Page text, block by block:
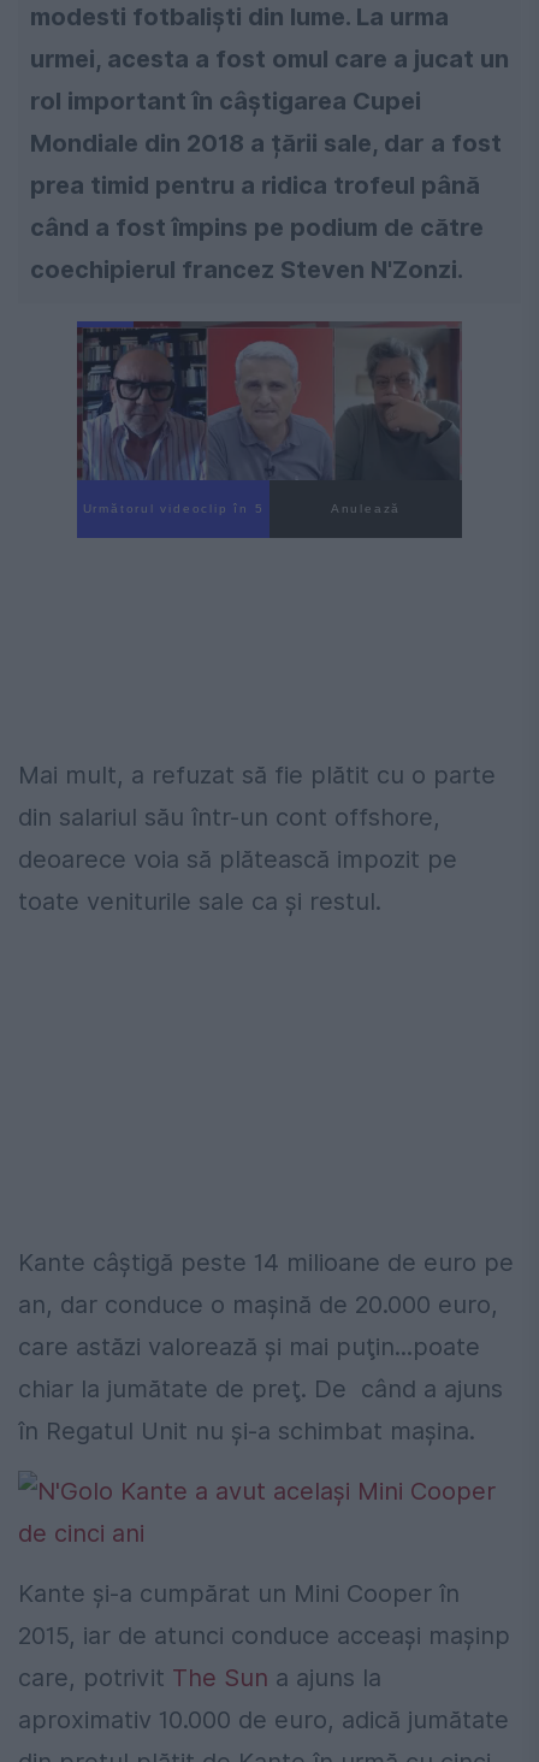
modesti fotbaliști din lume. La urma
urmei, acesta a fost omul care a jucat un
rol important în câștigarea Cupei
Mondiale din 2018 a țării sale, dar a fost
prea timid pentru a ridica trofeul până
când a fost împins pe podium de către
coechipierul francez Steven N'Zonzi.
Următorul videoclip în 4 Anulează
Mai mult, a refuzat să fie plătit cu o parte
din salariul său într-un cont offshore,
deoarece voia să plătească impozit pe
toate veniturile sale ca și restul.
Kante câștigă peste 14 milioane de euro pe
an, dar conduce o mașină de 20.000 euro,
care astăzi valorează şi mai puţin...poate
chiar la jumătate de preţ. De când a ajuns
în Regatul Unit nu și-a schimbat mașina.
Kante și-a cumpărat un Mini Cooper în
2015, iar de atunci conduce acceaşi maşinp
care, potrivit The Sun a ajuns la
aproximativ 10.000 de euro, adică jumătate